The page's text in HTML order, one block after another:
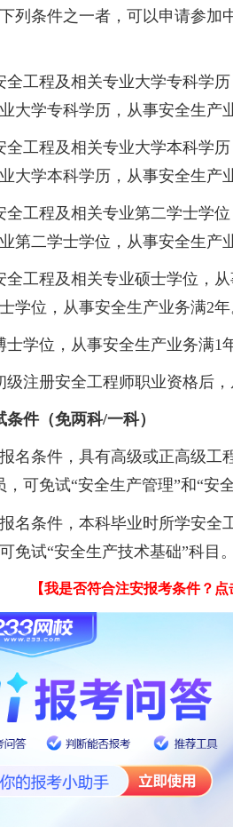
列条件之一者，可以申请参加
全工程及相关专业大学专科学
大学专科学历，从事安全生产
全工程及相关专业大学本科学
大学本科学历，从事安全生产
全工程及相关专业第二学士学
第二学士学位，从事安全生产
全工程及相关专业硕士学位，
学位，从事安全生产业务满2年
士学位，从事安全生产业务满1
级注册安全工程师职业资格后，
条件（免两科/一科）
名条件，具有高级或正高级工
，可免试“安全生产管理”和“安
名条件，本科毕业时所学安全
免试“安全生产技术基础”科目。
【我是否符合注安报考条件？